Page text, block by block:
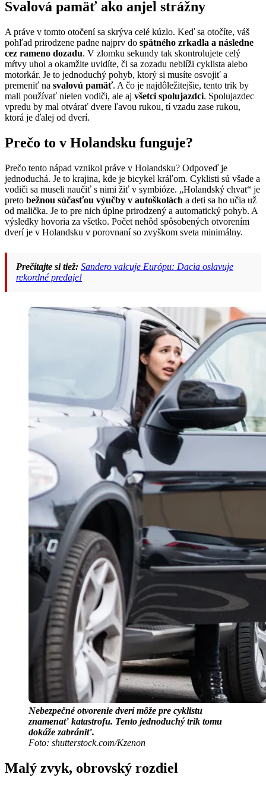
Svalová pamäť ako anjel strážny
A práve v tomto otočení sa skrýva celé kúzlo. Keď sa otočíte, váš
pohľad prirodzene padne najprv do spätného zrkadla a následne
cez rameno dozadu. V zlomku sekundy tak skontrolujete celý
mŕtvy uhol a okamžite uvidíte, či sa zozadu neblíži cyklista alebo
motorkár. Je to jednoduchý pohyb, ktorý si musíte osvojiť a
premeniť na svalovú pamäť. A čo je najdôležitejšie, tento trik by
mali používať nielen vodiči, ale aj všetci spolujazdci. Spolujazdec
vpredu by mal otvárať dvere ľavou rukou, tí vzadu zase rukou,
ktorá je ďalej od dverí.
Prečo to v Holandsku funguje?
Prečo tento nápad vznikol práve v Holandsku? Odpoveď je
jednoduchá. Je to krajina, kde je bicykel kráľom. Cyklisti sú všade a
vodiči sa museli naučiť s nimi žiť v symbióze. „Holandský chvat“ je
preto bežnou súčasťou výučby v autoškolách a deti sa ho učia už
od malička. Je to pre nich úplne prirodzený a automatický pohyb. A
výsledky hovoria za všetko. Počet nehôd spôsobených otvorením
dverí je v Holandsku v porovnaní so zvyškom sveta minimálny.
Prečítajte si tiež: Sandero valcuje Európu: Dacia oslavuje
rekordné predaje!
Nebezpečné otvorenie dverí môže pre cyklistu
znamenať katastrofu. Tento jednoduchý trik tomu
dokáže zabrániť.
Foto: shutterstock.com/Kzenon
Malý zvyk, obrovský rozdiel